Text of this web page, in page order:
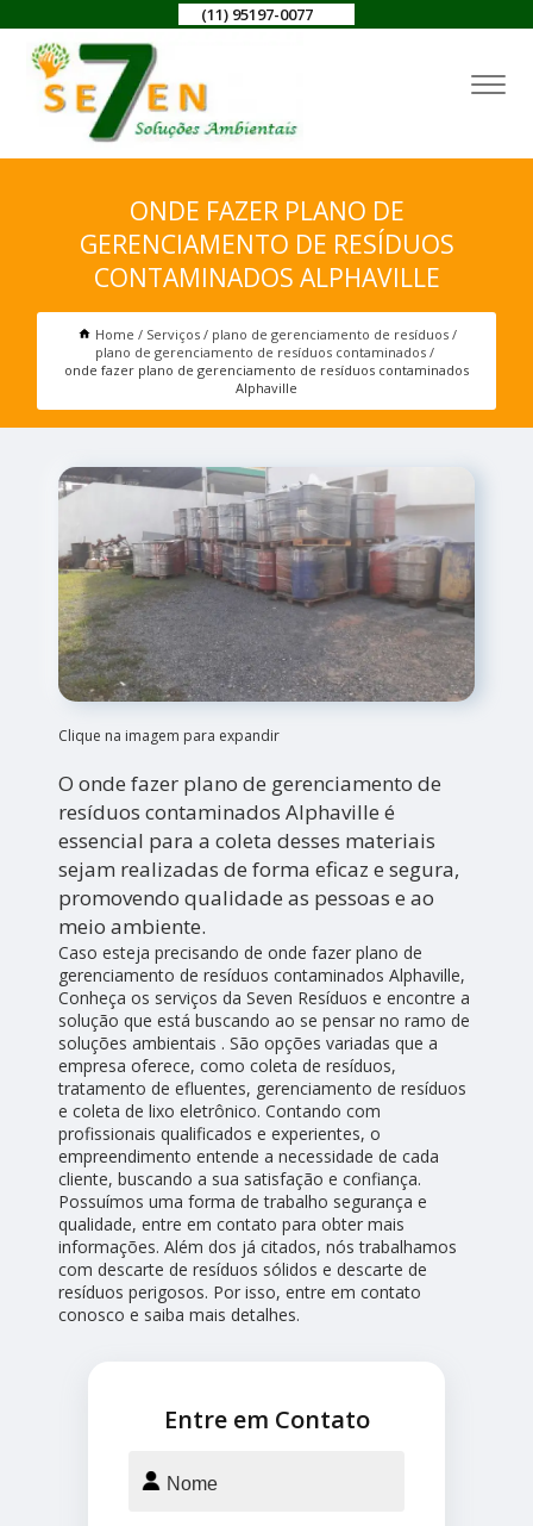
(11) 95197-0077
ONDE FAZER PLANO DE
GERENCIAMENTO DE RESÍDUOS
CONTAMINADOS ALPHAVILLE
Home Serviços
plano de gerenciamento de resíduos
plano de gerenciamento de resíduos contaminados
onde fazer plano de gerenciamento de resíduos contaminados
Alphaville
Clique na imagem para expandir
O onde fazer plano de gerenciamento de
resíduos contaminados Alphaville é
essencial para a coleta desses materiais
sejam realizadas de forma eficaz e segura,
promovendo qualidade as pessoas e ao
meio ambiente.
Caso esteja precisando de onde fazer plano de
gerenciamento de resíduos contaminados Alphaville,
Conheça os serviços da Seven Resíduos e encontre a
solução que está buscando ao se pensar no ramo de
soluções ambientais . São opções variadas que a
empresa oferece, como coleta de resíduos,
tratamento de efluentes, gerenciamento de resíduos
e coleta de lixo eletrônico. Contando com
profissionais qualificados e experientes, o
empreendimento entende a necessidade de cada
cliente, buscando a sua satisfação e confiança.
Possuímos uma forma de trabalho segurança e
qualidade, entre em contato para obter mais
informações. Além dos já citados, nós trabalhamos
com descarte de resíduos sólidos e descarte de
resíduos perigosos. Por isso, entre em contato
conosco e saiba mais detalhes.
Entre em Contato